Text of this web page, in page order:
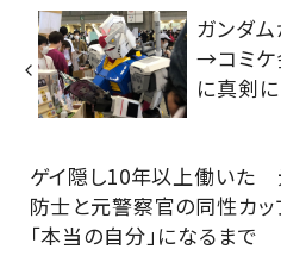
ガンダ
→コミケ
に真剣
ゲイ隠し10年以上働いた
防士と元警察官の同性カッ
「本当の自分」になるまで